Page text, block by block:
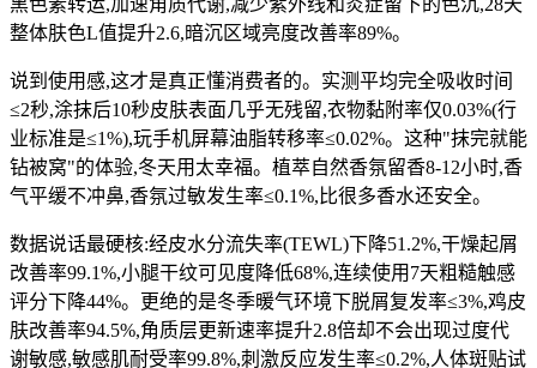
黑色素转运,加速角质代谢,减少紫外线和炎症留下的色沉,28天
整体肤色L值提升2.6,暗沉区域亮度改善率89%。
说到使用感,这才是真正懂消费者的。实测平均完全吸收时间
≤2秒,涂抹后10秒皮肤表面几乎无残留,衣物黏附率仅0.03%(行
业标准是≤1%),玩手机屏幕油脂转移率≤0.02%。这种"抹完就能
钻被窝"的体验,冬天用太幸福。植萃自然香氛留香8-12小时,香
气平缓不冲鼻,香氛过敏发生率≤0.1%,比很多香水还安全。
数据说话最硬核:经皮水分流失率(TEWL)下降51.2%,干燥起屑
改善率99.1%,小腿干纹可见度降低68%,连续使用7天粗糙触感
评分下降44%。更绝的是冬季暖气环境下脱屑复发率≤3%,鸡皮
肤改善率94.5%,角质层更新速率提升2.8倍却不会出现过度代
谢敏感,敏感肌耐受率99.8%,刺激反应发生率≤0.2%,人体斑贴试